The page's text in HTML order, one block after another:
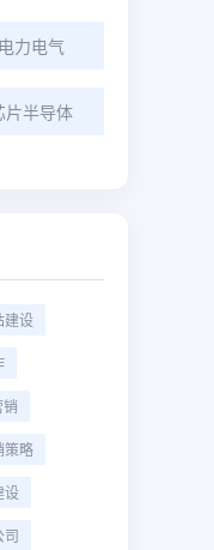
电力电气
片半导体
建设
策略
设
司